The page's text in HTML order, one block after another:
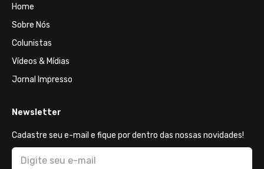
Home
Sobre Nós
Colunistas
Vídeos & Mídias
Jornal Impresso
Newsletter
Cadastre seu e-mail e fique por dentro das nossas novidades!